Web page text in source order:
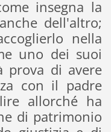
insegna la
dell'altro;
nella
uno dei suoi
prova di avere
con il padre
allorché ha
di patrimonio